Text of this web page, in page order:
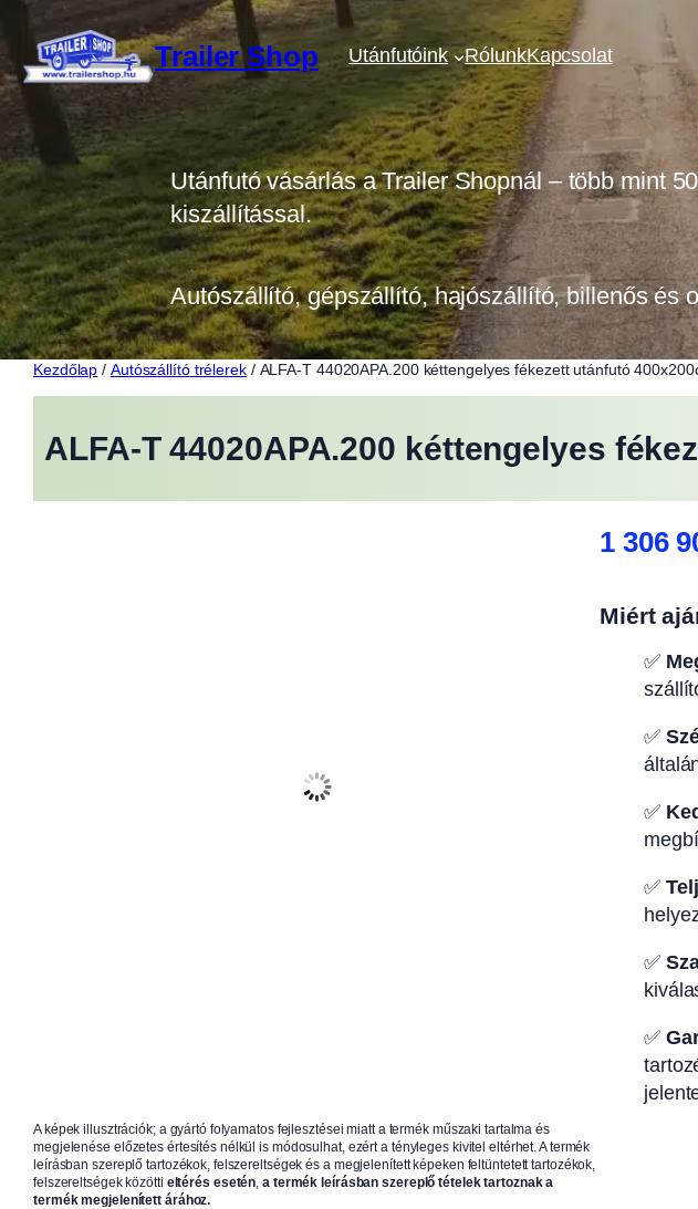
tartalomhoz
Trailer Shop Utánfutóink RólunkKapcsolat
Utánfutó vásárlás a Trailer Shopnál – több mint
kiszállítással.
Autószállító, gépszállító, hajószállító, billenős és
Kezdőlap / Autószállító trélerek/ ALFA-T 44020APA.200 kéttengelyes fékezett utánfutó
ALFA-T 44020APA.200 kéttengelyes
A képek illusztrációk; a gyártó folyamatos fejlesztései miatt a termék műszaki tartalma és
megjelenése előzetes értesítés nélkül is módosulhat, ezért a tényleges kivitel eltérhet. A termék
leírásban szereplő tartozékok, felszereltségek és a megjelenített képeken feltüntetett tartozékok,
felszereltségek közötti eltérés esetén,a termék leírásban szereplő tételek tartoznak a
termék megjelenített árához.
1 306
Miért
✅
✅
✅
✅
✅
✅